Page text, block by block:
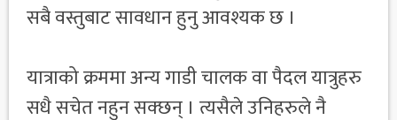
सबै वस्तुबाट सावधान हुनु आवश्यक छ ।
यात्राको क्रममा अन्य गाडी चालक वा पैदल यात्रुहरु
सधै सचेत नहुन सक्छन् । त्यसैले उनिहरुले नै